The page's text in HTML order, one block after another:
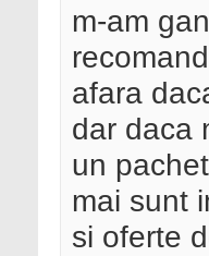
m-am
afara
dar daca
un
mai sunt
si oferte